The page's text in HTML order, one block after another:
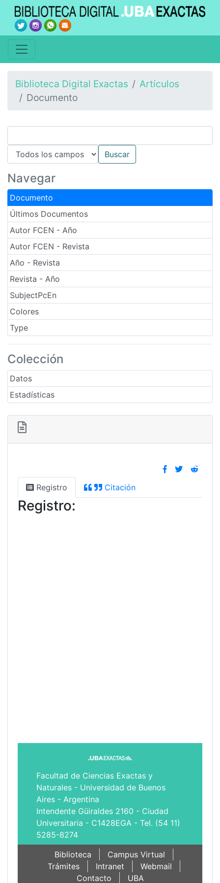
Biblioteca Digital Exactas
Artículos
Documento
Navegar
Documento
Últimos Documentos
Autor FCEN - Año
Autor FCEN - Revista
Año - Revista
Revista - Año
SubjectPcEn
Colores
Type
Colección
Datos
Estadísticas
Registro Citación
Registro:
Facultad de Ciencias Exactas y
Naturales - Universidad de Buenos
Aires - Argentina
Intendente Güiraldes 2160 - Ciudad
Universitaria - C1428EGA - Tel. (54 11)
5285-8274
Biblioteca
Campus Virtual
Trámites
Intranet
Webmail
Contacto
UBA